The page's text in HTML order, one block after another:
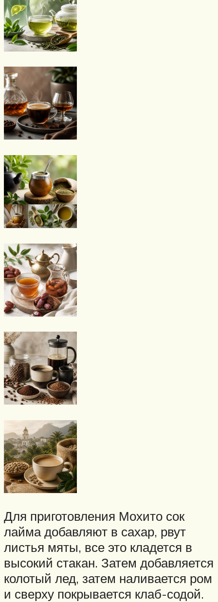
Для приготовления Мохито сок
лайма добавляют в сахар, рвут
листья мяты, все это кладется в
высокий стакан. Затем добавляется
колотый лед, затем наливается ром
и сверху покрывается клаб-содой.